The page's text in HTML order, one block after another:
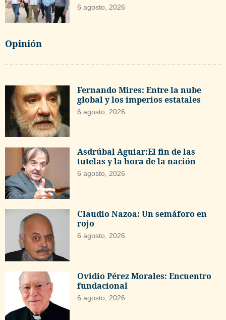
6 agosto, 2026
Opinión
Fernando Mires: Entre la nube
global y los imperios estatales
6 agosto, 2026
Asdrúbal Aguiar:El fin de las
tutelas y la hora de la nación
6 agosto, 2026
Claudio Nazoa: Un semáforo en
rojo
6 agosto, 2026
Ovidio Pérez Morales: Encuentro
fundacional
6 agosto, 2026